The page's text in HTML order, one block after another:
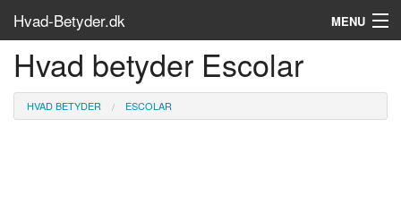
Hvad-Betyder.dk MENU
Om siden
Søg...
Hvad betyder Escolar
HVAD BETYDER ESCOLAR